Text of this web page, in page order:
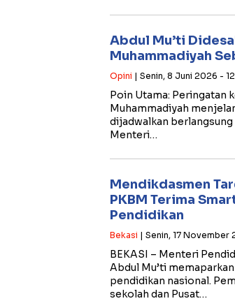
Abdul Mu’ti
Muhammadiyah
Opini | Senin, 8 Juni 2026 -
​Poin Utama: Peringatan
Muhammadiyah
dijadwalkan
Menteri…
Mendikdasmen
PKBM Terima
Pendidikan
Bekasi | Senin, 17 November
BEKASI – Menteri
Abdul Mu’ti
pendidikan nasional.
sekolah dan Pusat…